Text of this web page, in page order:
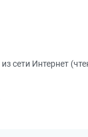
сети Интернет